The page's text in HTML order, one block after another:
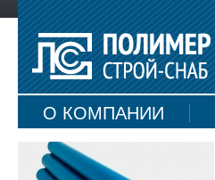
О КОМПАНИИ
КАРТА САЙТА